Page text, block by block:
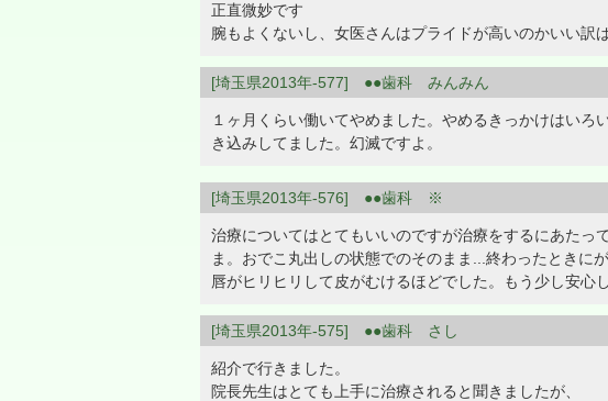
正直微妙です
腕もよくないし、女医さんはプライドが高いのかいい訳
[埼玉県2013年-577] ●●歯科 みんみん
１ヶ月くらい働いてやめました。やめるきっかけはい
き込みしてました。幻滅ですよ。
[埼玉県2013年-576] ●●歯科 ※
治療についてはとてもいいのですが治療をするにあたっ
ま。おでこ丸出しの状態でのそのまま...終わったときに
唇がヒリヒリして皮がむけるほどでした。もう少し安心
[埼玉県2013年-575] ●●歯科 さし
紹介で行きました。
院長先生はとても上手に治療されると聞きましたが、